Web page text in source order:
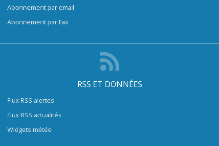
Abonnement par email
Abonnement par Fax
RSS ET DONNÉES
Flux RSS alertes
Flux RSS actualités
Widgets météo